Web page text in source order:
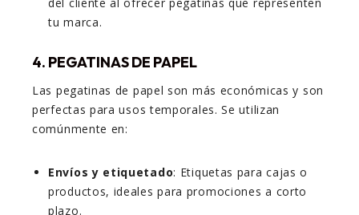
tu marca.
4. PEGATINAS DE PAPEL
Las pegatinas de papel son más económicas y son
perfectas para usos temporales. Se utilizan
comúnmente en:
Envíos y etiquetado: Etiquetas para cajas o
productos, ideales para promociones a corto
plazo.